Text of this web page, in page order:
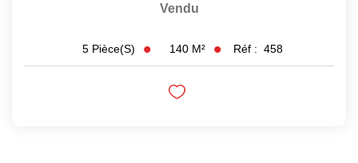
Vendu
5 Pièce(s) 140 M² Réf : 458